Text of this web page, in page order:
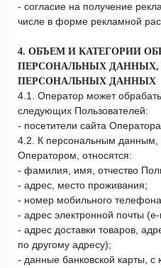
- согласие на получение
числе в форме рекламной
4. ОБЪЕМ И КАТЕГОРИИ
ПЕРСОНАЛЬНЫХ ДАННЫХ,
ПЕРСОНАЛЬНЫХ ДАННЫХ
4.1. Оператор может
следующих Пользователей:
- посетители сайта Оператора.
4.2. К персональным
Оператором, относятся:
- фамилия, имя, отчество
- адрес, место проживания;
- номер мобильного
- адрес электронной почты
- адрес доставки товаров,
по другому адресу);
- данные банковской карты, с